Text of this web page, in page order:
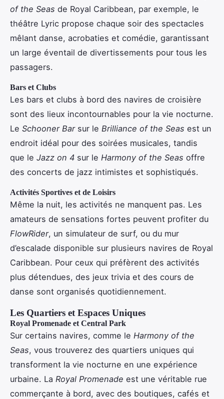
of the Seas de Royal Caribbean, par exemple, le
théâtre Lyric propose chaque soir des spectacles
mêlant danse, acrobaties et comédie, garantissant
un large éventail de divertissements pour tous les
passagers.
Bars et Clubs
Les bars et clubs à bord des navires de croisière
sont des lieux incontournables pour la vie nocturne.
Le Schooner Barsur le Brilliance of the Seas est un
endroit idéal pour des soirées musicales, tandis
que le Jazz on 4 sur le Harmony of the Seas offre
des concerts de jazz intimistes et sophistiqués.
Activités Sportives et de Loisirs
Même la nuit, les activités ne manquent pas. Les
amateurs de sensations fortes peuvent profiter du
FlowRider, un simulateur de surf, ou du mur
d’escalade disponible sur plusieurs navires de Royal
Caribbean. Pour ceux qui préfèrent des activités
plus détendues, des jeux trivia et des cours de
danse sont organisés quotidiennement.
Les Quartiers et Espaces Uniques
Royal Promenade et Central Park
Sur certains navires, comme le Harmony of the
Seas, vous trouverez des quartiers uniques qui
transforment la vie nocturne en une expérience
urbaine. La Royal Promenade est une véritable rue
commerçante à bord, avec des boutiques, cafés et